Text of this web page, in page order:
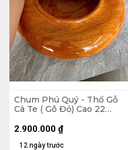
Chum Phú Quý - Thố Gỗ
Cà Te ( Gõ Đỏ) Cao 22
12 ngày trước
2.900.000 ₫